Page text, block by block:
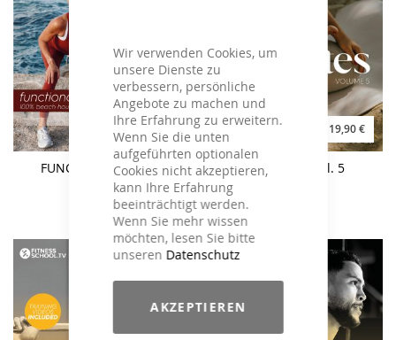
Wir verwenden Cookies, um
unsere Dienste zu
verbessern, persönliche
Angebote zu machen und
Ihre Erfahrung zu erweitern.
Wenn Sie die unten
aufgeführten optionalen
Cookies nicht akzeptieren,
kann Ihre Erfahrung
beeinträchtigt werden.
Wenn Sie mehr wissen
möchten, lesen Sie bitte
unseren Datenschutz
AKZEPTIEREN
21,90 €
FUNCTIONAL BEACH
FLOW
19,90 €
YOGILATES Vol. 5